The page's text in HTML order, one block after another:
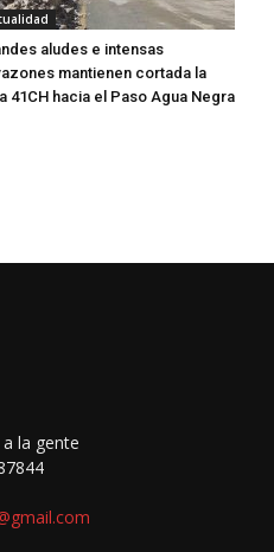
aludes e intensas
mantienen cortada la
41CH hacia el Paso Agua Negra
la gente